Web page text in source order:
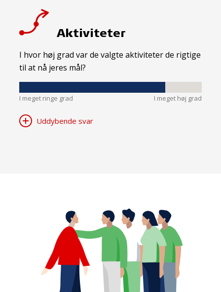
Aktiviteter
I hvor høj grad var de valgte aktiviteter de rigtige
til at nå jeres mål?
I meget ringe grad I meget høj grad
Uddybende svar